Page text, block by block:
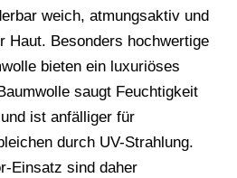
weich, atmungsaktiv und
Haut. Besonders hochwertige
bieten ein luxuriöses
saugt Feuchtigkeit
ist anfälliger für
durch UV-Strahlung.
Einsatz sind daher